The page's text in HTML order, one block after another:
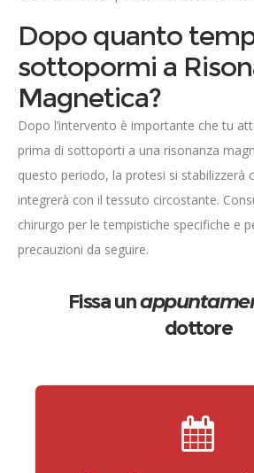
Dopo quanto
sottopormi a
Magnetica?
Dopo l’intervento è importante che tu
prima di sottoporti a una risonanza
questo periodo, la protesi si stabilizzerà
integrerà con il tessuto circostante.
chirurgo per le tempistiche specifiche e
precauzioni da seguire.
Fissa un
dottore